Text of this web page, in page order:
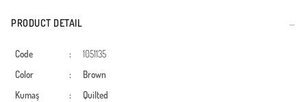
PRODUCT DETAIL
Code :
1051135
Color
:
Brown
Kumaş
:
Quilted